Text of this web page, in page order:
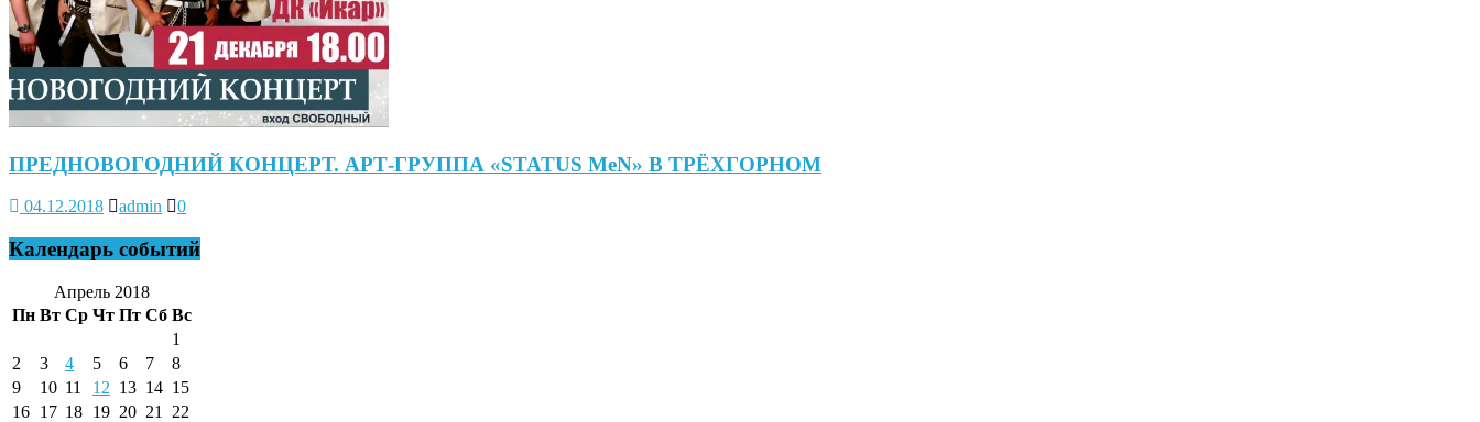
ПРЕДНОВОГОДНИЙ КОНЦЕРТ. АРТ-ГРУППА «STATUS MeN» В ТРЁХГОРНОМ
04.12.2018 admin 0
Календарь событий
Апрель 2018
Пн Вт Ср Чт Пт Сб Вс
1
2
3 4 5 6 7
8
9
10 11 12 13 14 15
16 17 18 19 20 21
22